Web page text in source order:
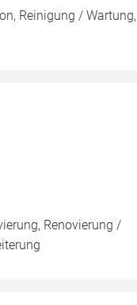
Reinigung / Wartung,
Renovierung /